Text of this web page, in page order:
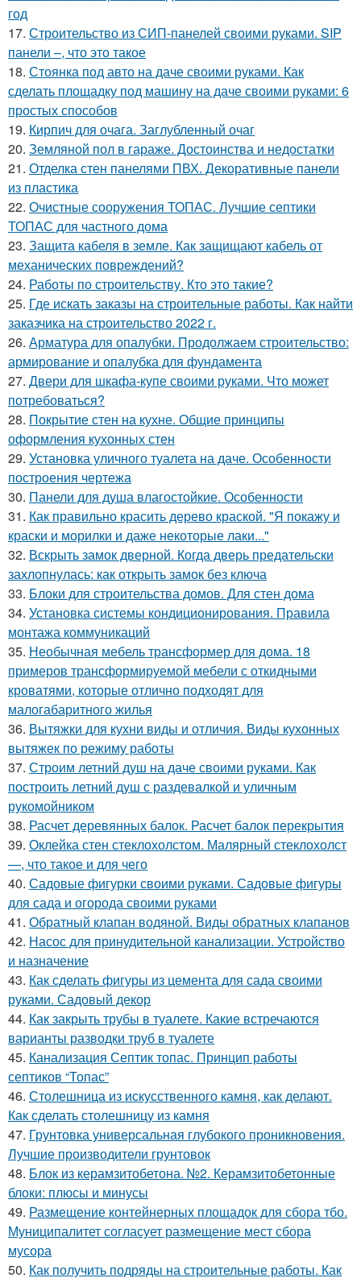
год
17. Строительство из СИП-панелей своими руками. SIP
панели –, что это такое
18. Стоянка под авто на даче своими руками. Как
сделать площадку под машину на даче своими руками: 6
простых способов
19. Кирпич для очага. Заглубленный очаг
20. Земляной пол в гараже. Достоинства и недостатки
21. Отделка стен панелями ПВХ. Декоративные панели
из пластика
22. Очистные сооружения ТОПАС. Лучшие септики
ТОПАС для частного дома
23. Защита кабеля в земле. Как защищают кабель от
механических повреждений?
24. Работы по строительству. Кто это такие?
25. Где искать заказы на строительные работы. Как найти
заказчика на строительство 2022 г.
26. Арматура для опалубки. Продолжаем строительство:
армирование и опалубка для фундамента
27. Двери для шкафа-купе своими руками. Что может
потребоваться?
28. Покрытие стен на кухне. Общие принципы
оформления кухонных стен
29. Установка уличного туалета на даче. Особенности
построения чертежа
30. Панели для душа влагостойкие. Особенности
31. Как правильно красить дерево краской. "Я покажу и
краски и морилки и даже некоторые лаки..."
32. Вскрыть замок дверной. Когда дверь предательски
захлопнулась: как открыть замок без ключа
33. Блоки для строительства домов. Для стен дома
34. Установка системы кондиционирования. Правила
монтажа коммуникаций
35. Необычная мебель трансформер для дома. 18
примеров трансформируемой мебели с откидными
кроватями, которые отлично подходят для
малогабаритного жилья
36. Вытяжки для кухни виды и отличия. Виды кухонных
вытяжек по режиму работы
37. Строим летний душ на даче своими руками. Как
построить летний душ с раздевалкой и уличным
рукомойником
38. Расчет деревянных балок. Расчет балок перекрытия
39. Оклейка стен стеклохолстом. Малярный стеклохолст
—, что такое и для чего
40. Садовые фигурки своими руками. Садовые фигуры
для сада и огорода своими руками
41. Обратный клапан водяной. Виды обратных клапанов
42. Насос для принудительной канализации. Устройство
и назначение
43. Как сделать фигуры из цемента для сада своими
руками. Садовый декор
44. Как закрыть трубы в туалете. Какие встречаются
варианты разводки труб в туалете
45. Канализация Септик топас. Принцип работы
септиков “Топас”
46. Столешница из искусственного камня, как делают.
Как сделать столешницу из камня
47. Грунтовка универсальная глубокого проникновения.
Лучшие производители грунтовок
48. Блок из керамзитобетона. №2. Керамзитобетонные
блоки: плюсы и минусы
49. Размещение контейнерных площадок для сбора тбо.
Муниципалитет согласует размещение мест сбора
мусора
50. Как получить подряды на строительные работы. Как